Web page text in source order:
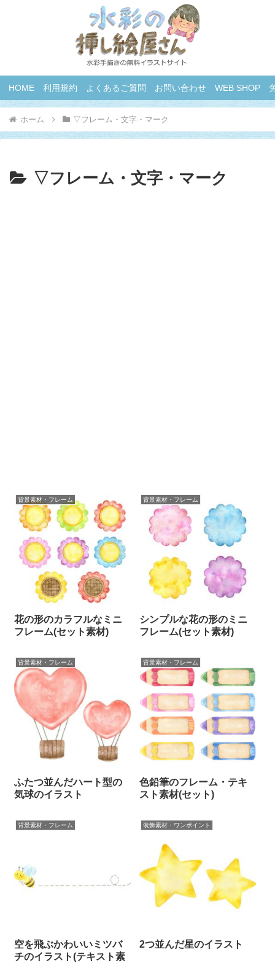
HOME 利用規約 よくあるご質問 お問い合わせ WEB SHOP
ホーム ▽フレーム・文字・マーク
▽フレーム・文字・マーク
背景素材・フレーム
花の形のカラフルなミニ
フレーム(セット素材)
背景素材・フレーム
シンプルな花の形のミニ
フレーム(セット素材)
背景素材・フレーム
ふたつ並んだハート型の
気球のイラスト
背景素材・フレーム
色鉛筆のフレーム・テキ
スト素材(セット)
背景素材・フレーム
空を飛ぶかわいいミツバ
チのイラスト(テキスト素
装飾素材・ワンポイント
2つ並んだ星のイラスト